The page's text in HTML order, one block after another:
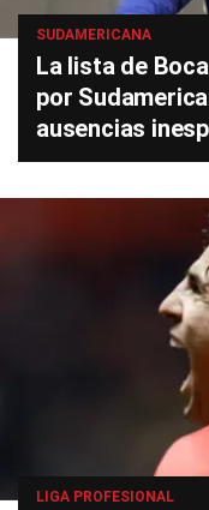
SUDAMERICANA
La lista de
por
ausencias
LIGA PROFESIONAL